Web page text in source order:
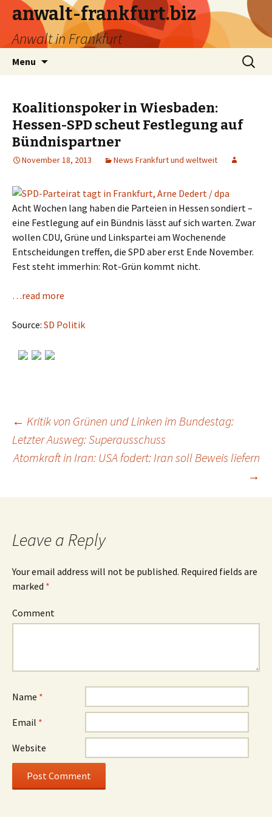
anwalt-frankfurt.biz
Anwalt in Frankfurt
Menu
Search
for:
Koalitionspoker in Wiesbaden:
Hessen-SPD scheut Festlegung auf
Bündnispartner
November 18, 2013 News Frankfurt und weltweit
Acht Wochen lang haben die Parteien in Hessen sondiert –
eine Festlegung auf ein Bündnis lässt auf sich warten. Zwar
wollen CDU, Grüne und Linkspartei am Wochenende
Entscheidungen treffen, die SPD aber erst Ende November.
Fest steht immerhin: Rot-Grün kommt nicht.
…read more
Source: SD Politik
Post
navigation
← Kritik von Grünen und Linken im Bundestag:
Letzter Ausweg: Superausschuss
Atomkraft in Iran: USA fodert: Iran soll Beweis liefern
→
Leave a Reply
Your email address will not be published. Required fields are
marked *
Comment
Name *
Email *
Website